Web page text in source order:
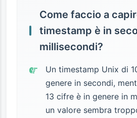
Come faccio a
timestamp è in
millisecondi?
Un timestamp Unix di
genere in secondi,
13 cifre è in genere in
un valore sembra